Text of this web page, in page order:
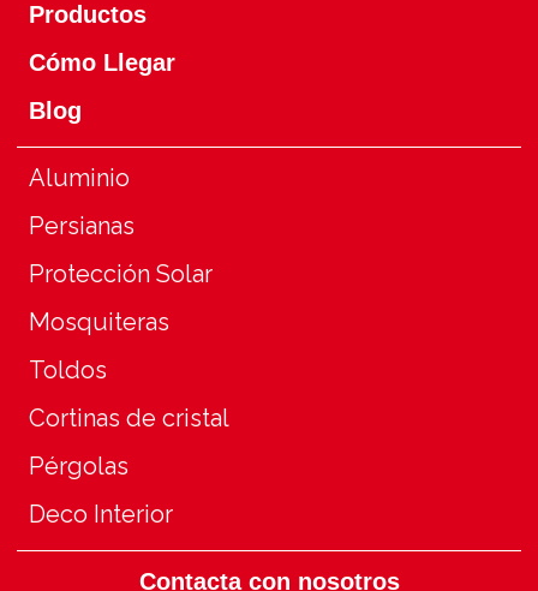
Productos
Cómo Llegar
Blog
Aluminio
Persianas
Protección Solar
Mosquiteras
Toldos
Cortinas de cristal
Pérgolas
Deco Interior
Contacta con nosotros